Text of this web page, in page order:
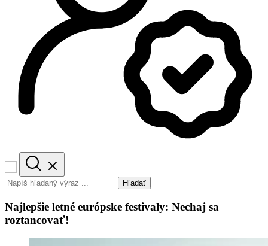
Hľadať
Najlepšie letné európske festivaly: Nechaj sa
roztancovať!